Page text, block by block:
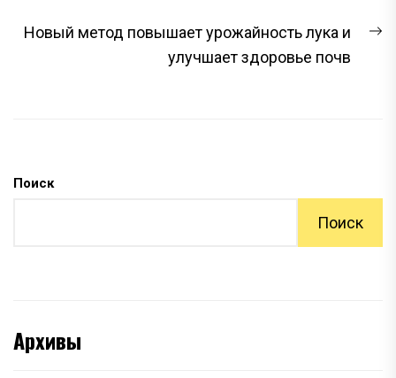
Новый метод повышает урожайность лука и
улучшает здоровье почв
Поиск
Поиск
Архивы